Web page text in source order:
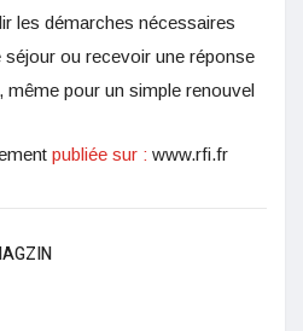
les démarches nécessaires
ou recevoir une réponse
même pour un simple renouvel
publiée sur : www.rfi.fr